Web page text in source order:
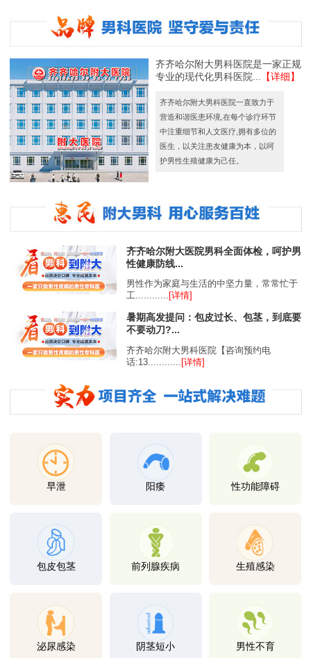
齐齐哈尔附大男科医院是一家正规
专业的现代化男科医院...
【详细】
齐齐哈尔附大男科医院一直致力于
营造和谐医患环境,在每个诊疗环节
中注重细节和人文医疗,拥有多位的
医生，以关注患友健康为本，以呵
护男性生殖健康为己任。
齐齐哈尔附大医院男科全面体检，呵护男
性健康防线...
男性作为家庭与生活的中坚力量，常常忙于
工............ [详情]
暑期高发提问：包皮过长、包茎，到底要
不要动刀?...
齐齐哈尔附大男科医院【咨询预约电
话:13............
[详情]
早泄 阳痿 性功能障碍
包皮包茎 前列腺疾病 生殖感染
泌尿感染 阴茎短小 男性不育